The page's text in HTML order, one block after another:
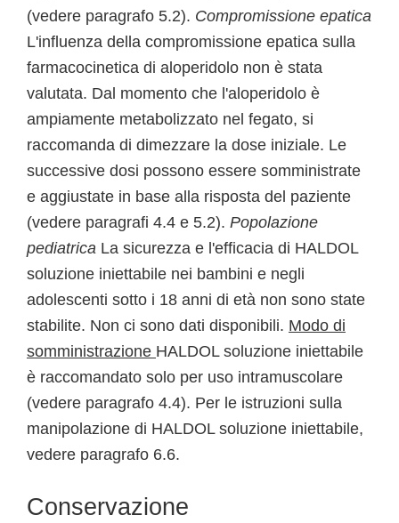
(vedere paragrafo 5.2). Compromissione epatica
L'influenza della compromissione epatica sulla
farmacocinetica di aloperidolo non è stata
valutata. Dal momento che l'aloperidolo è
ampiamente metabolizzato nel fegato, si
raccomanda di dimezzare la dose iniziale. Le
successive dosi possono essere somministrate
e aggiustate in base alla risposta del paziente
(vedere paragrafi 4.4 e 5.2). Popolazione
pediatrica La sicurezza e l'efficacia di HALDOL
soluzione iniettabile nei bambini e negli
adolescenti sotto i 18 anni di età non sono state
stabilite. Non ci sono dati disponibili. Modo di
somministrazione HALDOL soluzione iniettabile
è raccomandato solo per uso intramuscolare
(vedere paragrafo 4.4). Per le istruzioni sulla
manipolazione di HALDOL soluzione iniettabile,
vedere paragrafo 6.6.
Conservazione